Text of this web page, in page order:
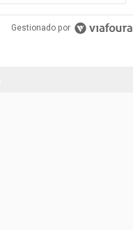
Gestionado por